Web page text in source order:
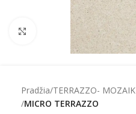
Click to enlarge
Pradžia TERRAZZO-
MICRO TERRAZZO